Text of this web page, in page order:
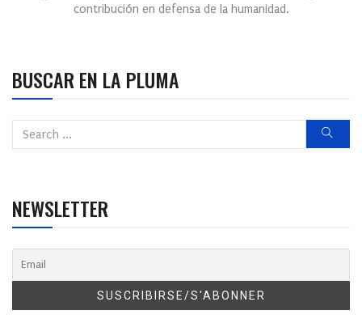
contribución en defensa de la humanidad.
BUSCAR EN LA PLUMA
NEWSLETTER